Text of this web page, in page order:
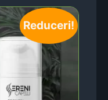
Reduceri!